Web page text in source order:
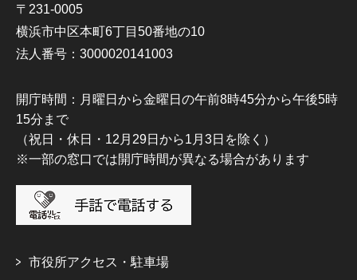
〒231-0005
横浜市中区本町6丁目50番地の10
法人番号：3000020141003
開庁時間：月曜日から金曜日の午前8時45分から午後5時
15分まで
（祝日・休日・12月29日から1月3日を除く）
※一部の窓口では開庁時間が異なる場合があります
市役所アクセス・駐車場